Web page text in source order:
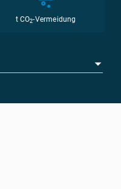
t CO2-Vermeidung